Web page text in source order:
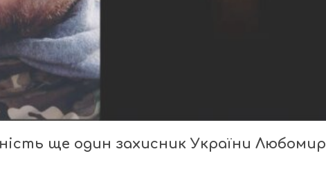
ще один захисник України Любомир